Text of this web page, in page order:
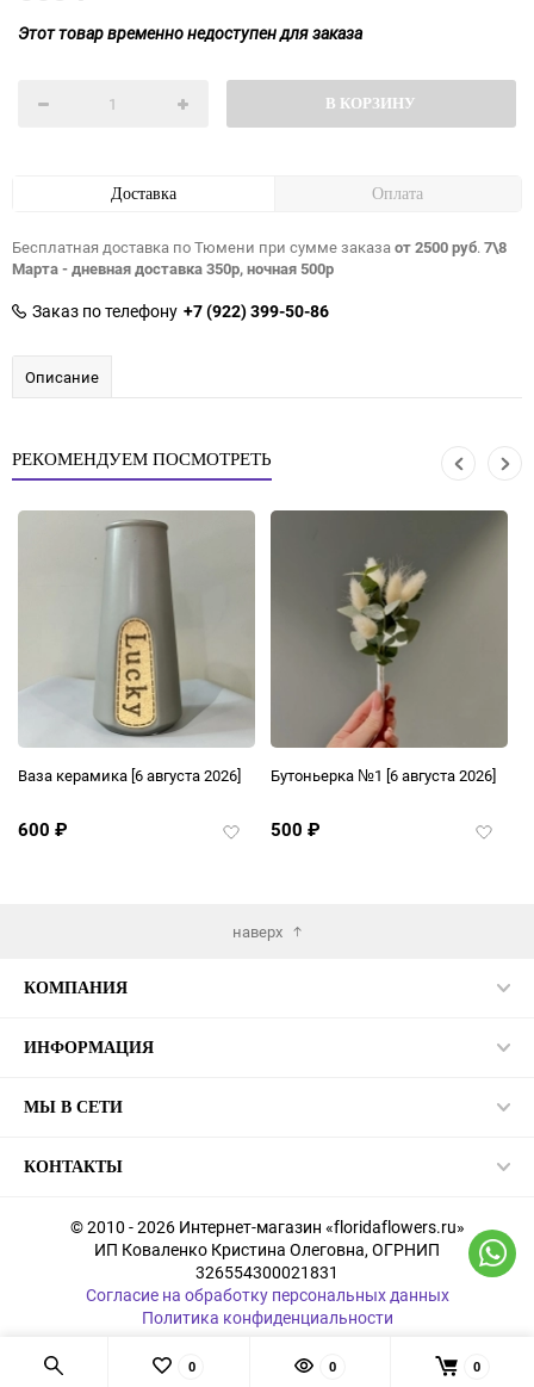
Этот товар временно недоступен для заказа
В КОРЗИНУ
Доставка Оплата
Бесплатная доставка по Тюмени при сумме заказаот 2500 руб.7\8
Марта - дневная доставка 350р, ночная 500р
Заказ по телефону +7 (922) 399-50-86
Описание
РЕКОМЕНДУЕМ ПОСМОТРЕТЬ
Ваза керамика [6 августа 2026]
600 ₽
Добавить
Бутоньерка №1 [6 августа 2026]
500 ₽
наверх
КОМПАНИЯ
ИНФОРМАЦИЯ
МЫ В СЕТИ
КОНТАКТЫ
© 2010 - 2026 Интернет-магазин «floridaflowers.ru»
ИП Коваленко Кристина Олеговна, ОГРНИП
326554300021831
Согласие на обработку персональных данных
Политика конфиденциальности
0 0 0